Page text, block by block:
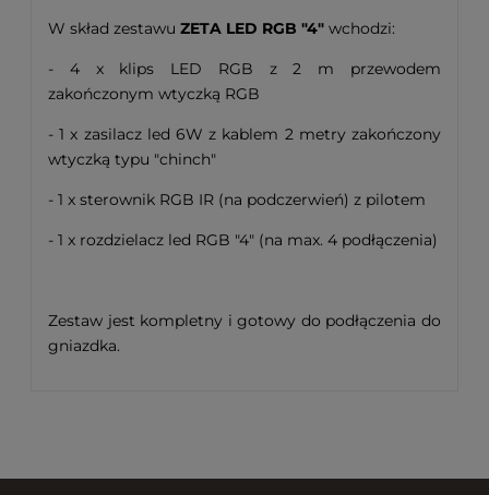
W skład zestawu ZETA LED RGB "4" wchodzi:
- 4 x klips LED RGB z 2 m przewodem
zakończonym wtyczką RGB
- 1 x zasilacz led 6W z kablem 2 metry zakończony
wtyczką typu "chinch"
- 1 x sterownik RGB IR (na podczerwień) z pilotem
- 1 x rozdzielacz led RGB "4" (na max. 4 podłączenia)
Zestaw jest kompletny i gotowy do podłączenia do
gniazdka.